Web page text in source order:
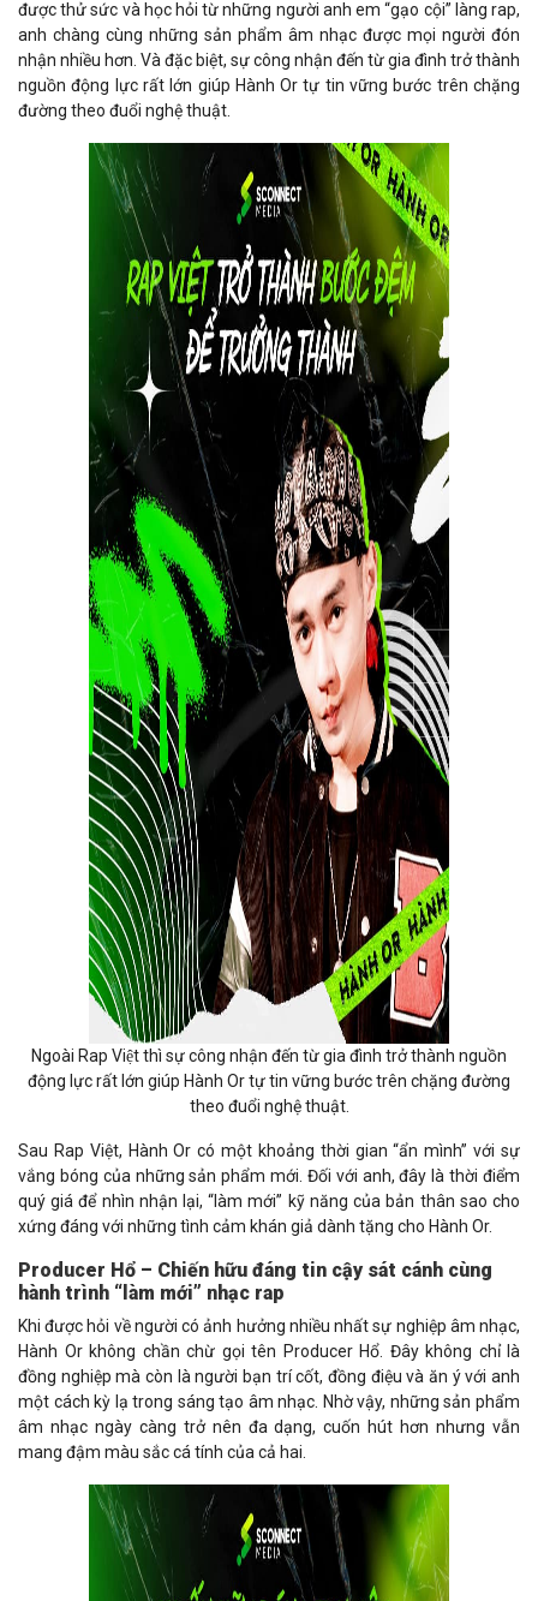
được thử sức và học hỏi từ những người anh em “gạo cội” làng rap,
anh chàng cùng những sản phẩm âm nhạc được mọi người đón
nhận nhiều hơn. Và đặc biệt, sự công nhận đến từ gia đình trở thành
nguồn động lực rất lớn giúp Hành Or tự tin vững bước trên chặng
đường theo đuổi nghệ thuật.
Ngoài Rap Việt thì sự công nhận đến từ gia đình trở thành nguồn
động lực rất lớn giúp Hành Or tự tin vững bước trên chặng đường
theo đuổi nghệ thuật.
Sau Rap Việt, Hành Or có một khoảng thời gian “ẩn mình” với sự
vắng bóng của những sản phẩm mới. Đối với anh, đây là thời điểm
quý giá để nhìn nhận lại, “làm mới” kỹ năng của bản thân sao cho
xứng đáng với những tình cảm khán giả dành tặng cho Hành Or.
Producer Hổ – Chiến hữu đáng tin cậy sát cánh cùng
hành trình “làm mới” nhạc rap
Khi được hỏi về người có ảnh hưởng nhiều nhất sự nghiệp âm nhạc,
Hành Or không chần chừ gọi tên Producer Hổ. Đây không chỉ là
đồng nghiệp mà còn là người bạn trí cốt, đồng điệu và ăn ý với anh
một cách kỳ lạ trong sáng tạo âm nhạc. Nhờ vậy, những sản phẩm
âm nhạc ngày càng trở nên đa dạng, cuốn hút hơn nhưng vẫn
mang đậm màu sắc cá tính của cả hai.